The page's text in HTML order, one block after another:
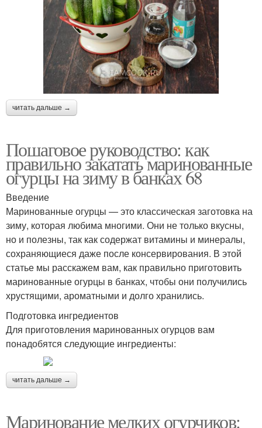
читать дальше →
Пошаговое руководство: как
правильно закатать маринованные
огурцы на зиму в банках 68
Введение
Маринованные огурцы — это классическая заготовка на
зиму, которая любима многими. Они не только вкусны,
но и полезны, так как содержат витамины и минералы,
сохраняющиеся даже после консервирования. В этой
статье мы расскажем вам, как правильно приготовить
маринованные огурцы в банках, чтобы они получились
хрустящими, ароматными и долго хранились.
Подготовка ингредиентов
Для приготовления маринованных огурцов вам
понадобятся следующие ингредиенты:
читать дальше →
Маринование мелких огурчиков: